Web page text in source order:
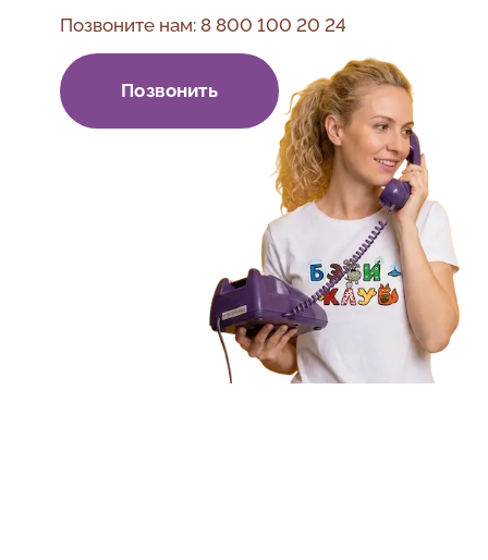
Позвоните нам: 8 800 100 20 24
Позвонить